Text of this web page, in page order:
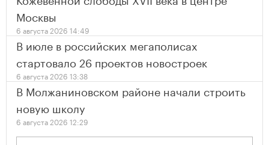
Москвы
6 августа 2026 14:49
В июле в российских мегаполисах
стартовало 26 проектов новостроек
6 августа 2026 13:38
В Молжаниновском районе начали строить
новую школу
6 августа 2026 12:29